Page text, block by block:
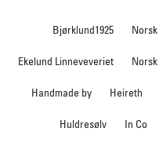
Bjørklund1925
Ekelund Linneveveriet
Handmade by Heireth
Huldresølv In Co